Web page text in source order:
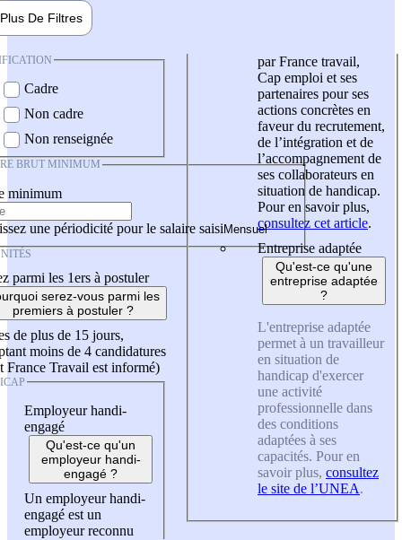
Plus De Filtres
Cadre
Non cadre
Non renseignée
BRUT MINIMUM
minimum
une périodicité pour le salaire saisi
parmi les 1ers à postuler
serez-vous parmi les
premiers à postuler ?
de plus de 15 jours,
moins de 4 candidatures
France Travail est informé)
Employeur handi-
engagé
Qu'est-ce qu'un
employeur handi-
engagé ?
Un employeur handi-
engagé est un
employeur reconnu
par France travail,
Cap emploi et ses
partenaires pour ses
actions concrètes en
faveur du recrutement,
de l’intégration et de
l’accompagnement de
ses collaborateurs en
situation de handicap.
Pour en savoir plus,
consultez cet article.
Entreprise adaptée
Qu'est-ce qu'une
entreprise adaptée
?
L'entreprise adaptée
permet à un travailleur
en situation de
handicap d'exercer
une activité
professionnelle dans
des conditions
adaptées à ses
capacités. Pour en
savoir plus, consultez
le site de l’UNEA.